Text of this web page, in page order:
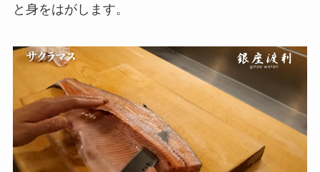
と身をはがします。